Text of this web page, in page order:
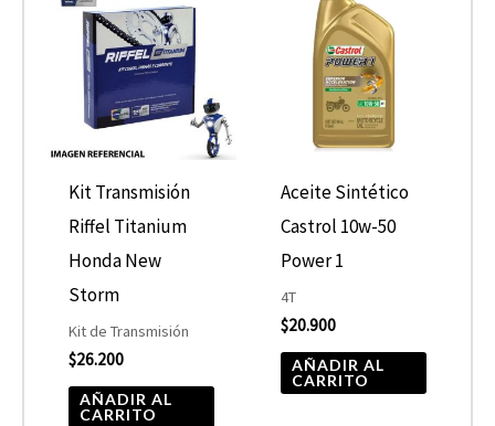
Kit Transmisión
Riffel Titanium
Honda New
Storm
Kit de Transmisión
$26.200
AÑADIR AL
CARRITO
Aceite Sintético
Castrol 10w-50
Power 1
4T
$20.900
AÑADIR AL
CARRITO